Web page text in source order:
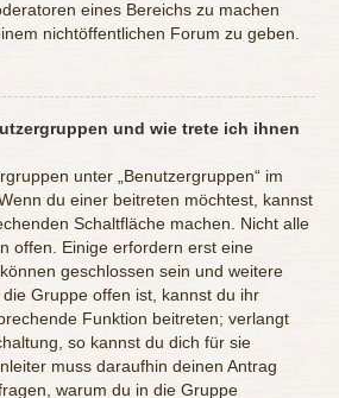
eines Bereichs zu machen
nichtöffentlichen Forum zu geben.
und wie trete ich ihnen
unter „Benutzergruppen“ im
du einer beitreten möchtest, kannst
Schaltfläche machen. Nicht alle
offen. Einige erfordern erst eine
geschlossen sein und weitere
Gruppe offen ist, kannst du ihr
Funktion beitreten; verlangt
so kannst du dich für sie
muss daraufhin deinen Antrag
warum du in die Gruppe